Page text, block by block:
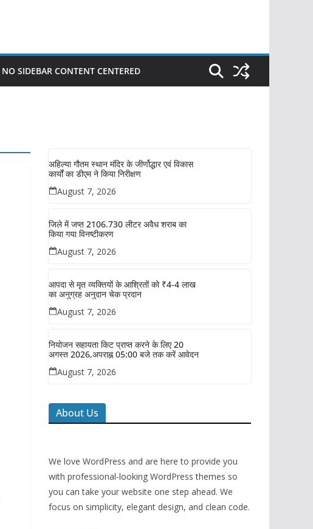
NO SIDEBAR CONTENT CENTERED
अहिल्या गौतम स्थान मंदिर के जीर्णोद्धार एवं विकास
कार्यों का डीएम ने किया निरीक्षण
August 7, 2026
जिले में जप्त 2106.730 लीटर अवैध शराब का
किया गया विनष्टीकरण
August 7, 2026
आपदा से मृत व्यक्तियों के आश्रितों को ₹4-4 लाख
का अनुग्रह अनुदान चेक प्रदान
August 7, 2026
नियोजन सहायता किट प्राप्त करने के लिए 20
अगस्त 2026,अपराह्न 05:00 बजे तक करें आवेदन
August 7, 2026
About Us
We love WordPress and are here to provide you
with professional-looking WordPress themes so
you can take your website one step ahead. We
focus on simplicity, elegant design, and clean code.